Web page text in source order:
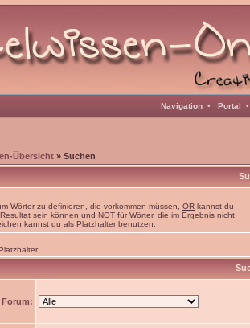
Navigation • Portal •
Übersicht » Suchen
Wörter zu definieren, die vorkommen müssen, OR kannst du
sein können und NOT für Wörter, die im Ergebnis nicht
kannst du als Platzhalter benutzen.
Forum: